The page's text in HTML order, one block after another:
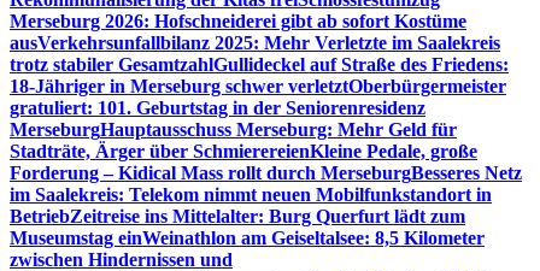
Merseburg 2026: Hofschneiderei gibt ab sofort Kostüme
ausVerkehrsunfallbilanz 2025: Mehr Verletzte im Saalekreis
trotz stabiler GesamtzahlGullideckel auf Straße des Friedens:
18-Jähriger in Merseburg schwer verletztOberbürgermeister
gratuliert: 101. Geburtstag in der Seniorenresidenz
MerseburgHauptausschuss Merseburg: Mehr Geld für
Stadträte, Ärger über SchmierereienKleine Pedale, große
Forderung – Kidical Mass rollt durch MerseburgBesseres Netz
im Saalekreis: Telekom nimmt neuen Mobilfunkstandort in
BetriebZeitreise ins Mittelalter: Burg Querfurt lädt zum
Museumstag einWeinathlon am Geiseltalsee: 8,5 Kilometer
zwischen Hindernissen und